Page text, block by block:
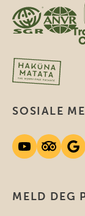
MELD DEG
SOSIALE